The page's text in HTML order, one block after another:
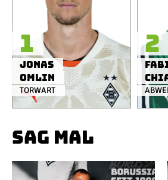
TORWART
Jonas
Omlin
1 2
SAG MAL